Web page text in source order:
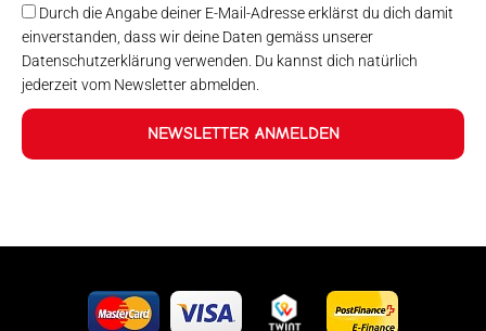
Durch die Angabe deiner E-Mail-Adresse erklärst du dich damit
einverstanden, dass wir deine Daten gemäss unserer
Datenschutzerklärung verwenden. Du kannst dich natürlich
jederzeit vom Newsletter abmelden.
NEWSLETTER ANMELDEN